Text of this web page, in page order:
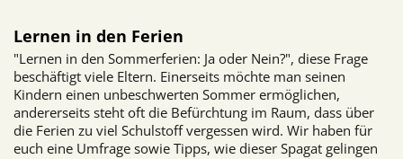
Lernen in den Ferien
"Lernen in den Sommerferien: Ja oder Nein?", diese Frage
beschäftigt viele Eltern. Einerseits möchte man seinen
Kindern einen unbeschwerten Sommer ermöglichen,
andererseits steht oft die Befürchtung im Raum, dass über
die Ferien zu viel Schulstoff vergessen wird. Wir haben für
euch eine Umfrage sowie Tipps, wie dieser Spagat gelingen